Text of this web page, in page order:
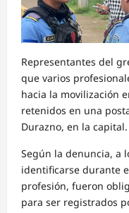
Representantes del
que varios
hacia la movilización
retenidos en una
Durazno, en la capital.
Según la denuncia, a
identificarse durante
profesión, fueron
para ser registrados